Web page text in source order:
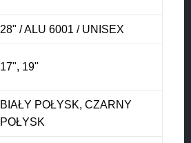
28" / ALU 6001 / UNISEX
17", 19"
BIAŁY POŁYSK, CZARNY
POŁYSK